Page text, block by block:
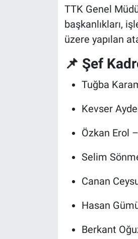
TTK Genel
başkanlıkları,
üzere yapılan
📌 Şef
Tuğba
Kevser
Özkan Erol
Selim
Canan
Hasan
Berkant